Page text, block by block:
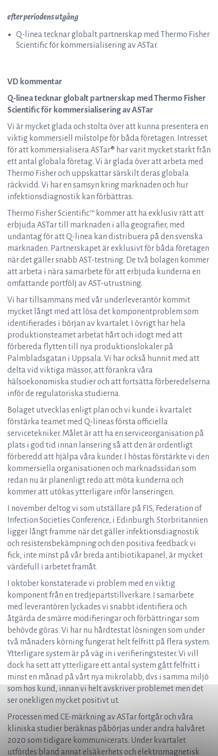
efter periodens utgång
Q-linea tecknar globalt partnerskap med Thermo Fisher
Scientific för kommersialisering av ASTar.
VD kommentar
Q-linea tecknar globalt partnerskap med Thermo Fisher
Scientific för kommersialisering av ASTar
Vi är mycket glada och stolta över att kunna presentera en
viktig kommersiell milstolpe för båda företagen. Intresset
för att kommersialisera ASTar® har varit mycket starkt från
ett antal globala företag. Vi är glada över att arbeta med
Thermo Fisher och uppskattar särskilt deras globala
räckvidd. Vi har en samsyn kring marknaden och hur
infektionsdiagnostik kan förbättras.
Thermo Fisher Scientific™ kommer att ha exklusiv rätt att
erbjuda ASTar till marknaden i alla geografier, med
undantag för att Q-linea kan distribuera på den svenska
marknaden. Partnerskapet är exklusivt för båda företagen
när det gäller snabb AST-testning. De två bolagen kommer
att arbeta i nära samarbete för att erbjuda kunderna en
omfattande portfölj av AST-utrustning.
Vi har tillsammans med vår underleverantör kommit
mycket långt med att lösa det komponentproblem som
identifierades i början av kvartalet. I övrigt har hela
produktionsteamet arbetat hårt och idogt med att
förbereda flytten till nya produktionslokaler på
Palmbladsgatan i Uppsala. Vi har också hunnit med att
delta vid viktiga mässor, att förankra våra
hälsoekonomiska studier och att fortsätta förberedelserna
inför de regulatoriska studierna.
Bolaget utvecklas enligt plan och vi kunde i kvartalet
förstärka teamet med Q-lineas första officiella
servicetekniker. Målet är att ha en serviceorganisation på
plats i god tid innan lansering så att den är ordentligt
förberedd att hjälpa våra kunder. I höstas förstärkte vi den
kommersiella organisationen och marknadssidan som
redan nu är planenligt redo att möta kunderna och
kommer att utökas ytterligare inför lanseringen.
I november deltog vi som utställare på FIS, Federation of
Infection Societies Conference, i Edinburgh. Storbritannien
ligger långt framme när det gäller infektionsdiagnostik
och resistensbekämpning och den positiva feedback vi
fick, inte minst på vår breda antibiotikapanel, är mycket
värdefull i arbetet framåt.
I oktober konstaterade vi problem med en viktig
komponent från en tredjepartstillverkare. I samarbete
med leverantören lyckades vi snabbt identifiera och
åtgärda de smärre modifieringar och förbättringar som
behövde göras. Vi har nu hårdtestat lösningen som under
två månaders körning fungerat helt felfritt på flera system.
Ytterligare system är på väg in i verifieringstester. Vi vill
dock ha sett att ytterligare ett antal system gått felfritt i
minst en månad på vårt nya mikrolabb, dvs i samma miljö
som hos kund, innan vi helt avskriver problemet men det
ser onekligen mycket positivt ut.
Processen med CE-märkning av ASTar fortgår och våra
kliniska studier beräknas påbörjas under andra halvåret
2020 som tidigare kommunicerats. Under kvartalet
utfördes bland annat elsäkerhets och elektromagnetisk